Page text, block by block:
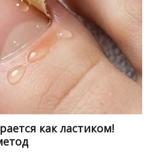
как ластиком!